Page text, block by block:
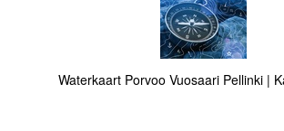
Waterkaart Porvoo Vuosaari Pellinki |